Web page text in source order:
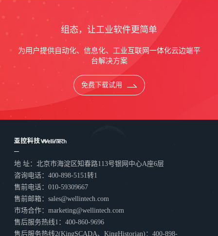
组态，让工业软件更简单
为用户提供自动化、信息化、工业互联网一体化云边端平
台解决方案
免费下载试用
地 址：北京市海淀区知春路113号银网中心A座6层
咨询电话：400-898-5151转1
售前电话：010-59309667
售前邮箱：sales@wellintech.com
市场合作：marketing@wellintech.com
售后服务热线1：400-860-9696
售后服务热线2(KingSCADA、KingHistorian)：400-898-